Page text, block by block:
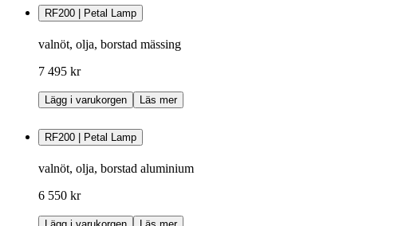
RF200 | Petal Lamp
valnöt, olja, borstad mässing
7 495 kr
Lägg i varukorgen Läs mer
RF200 | Petal Lamp
valnöt, olja, borstad aluminium
6 550 kr